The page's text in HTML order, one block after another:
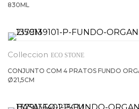
830ML
ECO STONE
CONJUNTO COM 4 PRATOS FUNDO
Ø21,5CM